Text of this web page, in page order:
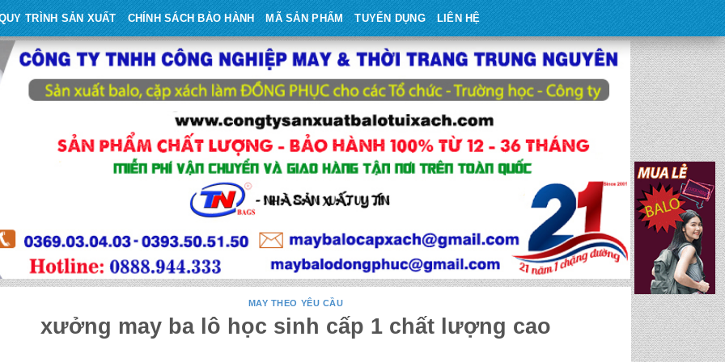
TRÌNH SẢN XUẤT CHÍNH SÁCH BẢO HÀNH MÃ SẢN PHẨM TUYỂN DỤNG LIÊN HỆ
MAY THEO YÊU CẦU
xưởng may ba lô học sinh cấp 1 chất lượng cao